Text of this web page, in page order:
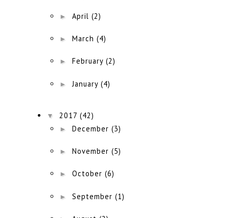
►April(2)
►March(4)
►February(2)
►January(4)
▼2017(42)
►December(3)
►November(5)
►October(6)
►September(1)